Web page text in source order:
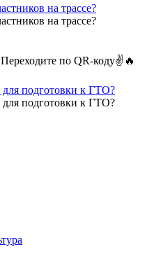
на трассе?
на трассе?
по QR-коду✌🔥
для подготовки к ГТО?
для подготовки к ГТО?